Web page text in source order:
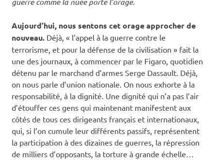
Aujourd’hui, nous sentons cet orage approcher de
nouveau. Déjà, « l’appel à la guerre contre le
terrorisme, et pour la défense de la civilisation » fait la
une des journaux, à commencer par le Figaro, quotidien
détenu par le marchand d’armes Serge Dassault. Déjà,
on nous parle d’union nationale. On nous exhorte à la
responsabilité, à la dignité. Une dignité qui n’a pas l’air
d’étouffer ces gens qui maintenant manifestent aux
côtés de tous ces dirigeants français et internationaux,
qui, si l’on cumule leur différents passifs, représentent
la participation à des dizaines de guerres, la répression
de milliers d’opposants, la torture à grande échelle…